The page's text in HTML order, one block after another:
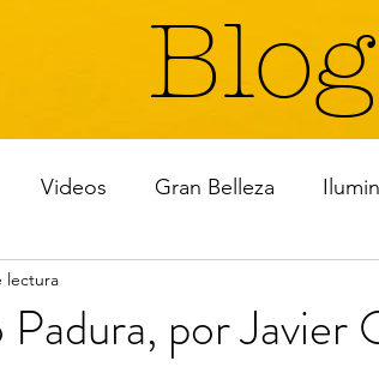
Videos Gran Belleza
por Javier
lectura